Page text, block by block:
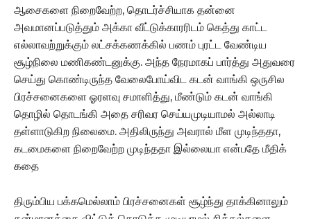
ஆசைகளை நிறைவேற்ற, தொடர்ச்சியாக தன்னை
அவமானப்படுத்தும் அக்கா வீட்டுக்காரரிடம் கெத்து காட்ட
எல்லாவற்றுக்கும் லட்சக்கணக்கில் பணம் புரட்ட வேண்டிய
சூழ்நிலை மணிகண்டனுக்கு. அந்த நேரமாகப் பார்த்து அதுவரை
செய்து கொண்டிருந்த வேலைபோய்விட கடன் வாங்கி ஒருசில
பிரச்சனைகளை ஓரளவு சமாளித்து, மீண்டும் கடன் வாங்கி
தொழில் தொடங்கி அதை சரிவர செய்யமுடியாமல் அல்லாடி
தள்ளாடுகிற நிலைமை. அதிலிருந்து அவரால் மீள முடிந்ததா,
கடமைகளை நிறைவேற்ற முடிந்ததா இல்லையா என்பதே மீதிக்
கதை
திரும்பிய பக்கமெல்லாம் பிரச்சனைகள் சூழ்ந்து தாக்கினாலும்